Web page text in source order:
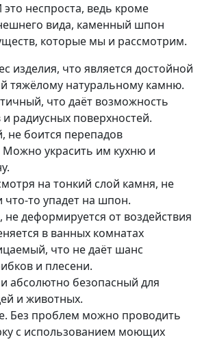
неспроста, ведь кроме
вида, каменный шпон
которые мы и рассмотрим.
изделия, что является достойной
тяжёлому натуральному камню.
что даёт возможность
и радиусных поверхностей.
не боится перепадов
украсить им кухню и
на тонкий слой камня, не
что-то упадет на шпон.
не деформируется от воздействия
в ванных комнатах
что не даёт шанс
и плесени.
абсолютно безопасный для
и животных.
Без проблем можно проводить
с использованием моющих